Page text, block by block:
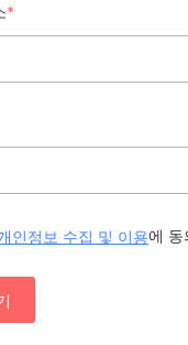
*
인정보 수집 및 이용에 동